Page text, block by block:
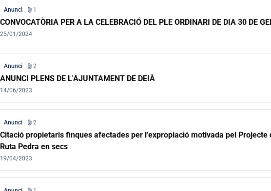
Anunci attach_file 1
CONVOCATÒRIA PER A LA CELEBRACIÓ DEL PLE ORDINARI DE DIA 30 DE
25/01/2024
Anunci attach_file 2
ANUNCI PLENS DE L'AJUNTAMENT DE DEIÀ
14/06/2023
Anunci attach_file 2
Citació propietaris finques afectades per l'expropiació motivada pel Projecte
Ruta Pedra en secs
19/04/2023